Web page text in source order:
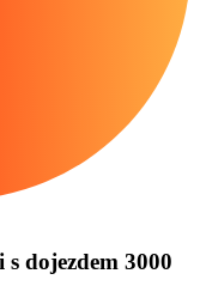
dojezdem 3000